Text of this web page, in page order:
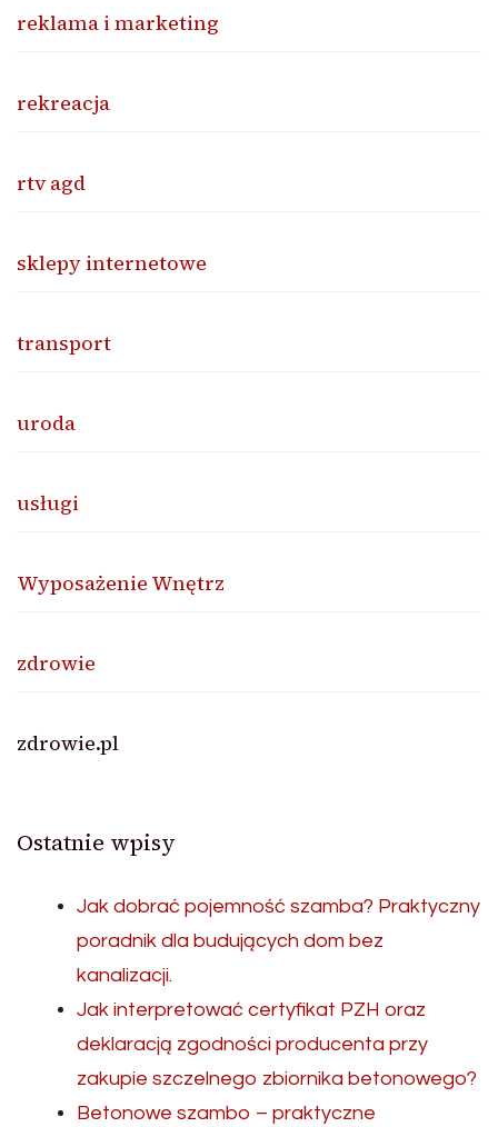
reklama i marketing
rekreacja
rtv agd
sklepy internetowe
transport
uroda
usługi
Wyposażenie Wnętrz
zdrowie
zdrowie.pl
Ostatnie wpisy
Jak dobrać pojemność szamba? Praktyczny
poradnik dla budujących dom bez
kanalizacji.
Jak interpretować certyfikat PZH oraz
deklaracją zgodności producenta przy
zakupie szczelnego zbiornika betonowego?
Betonowe szambo – praktyczne